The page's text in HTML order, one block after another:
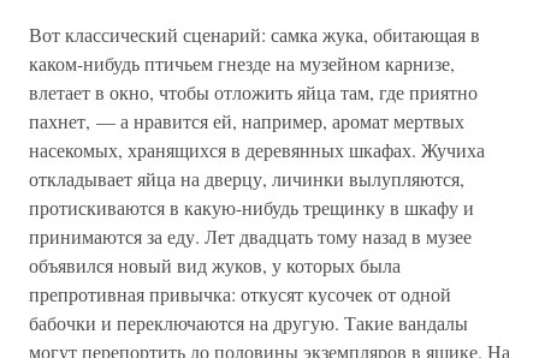
Вот классический сценарий: самка жука, обитающая в
каком-нибудь птичьем гнезде на музейном карнизе,
влетает в окно, чтобы отложить яйца там, где приятно
пахнет, — а нравится ей, например, аромат мертвых
насекомых, хранящихся в деревянных шкафах. Жучиха
откладывает яйца на дверцу, личинки вылупляются,
протискиваются в какую-нибудь трещинку в шкафу и
принимаются за еду. Лет двадцать тому назад в музее
объявился новый вид жуков, у которых была
препротивная привычка: откусят кусочек от одной
бабочки и переключаются на другую. Такие вандалы
могут перепортить до половины экземпляров в ящике. На